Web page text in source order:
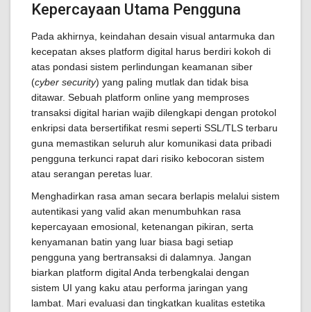
Kepercayaan Utama Pengguna
Pada akhirnya, keindahan desain visual antarmuka dan
kecepatan akses platform digital harus berdiri kokoh di
atas pondasi sistem perlindungan keamanan siber
(cyber security) yang paling mutlak dan tidak bisa
ditawar. Sebuah platform online yang memproses
transaksi digital harian wajib dilengkapi dengan protokol
enkripsi data bersertifikat resmi seperti SSL/TLS terbaru
guna memastikan seluruh alur komunikasi data pribadi
pengguna terkunci rapat dari risiko kebocoran sistem
atau serangan peretas luar.
Menghadirkan rasa aman secara berlapis melalui sistem
autentikasi yang valid akan menumbuhkan rasa
kepercayaan emosional, ketenangan pikiran, serta
kenyamanan batin yang luar biasa bagi setiap
pengguna yang bertransaksi di dalamnya. Jangan
biarkan platform digital Anda terbengkalai dengan
sistem UI yang kaku atau performa jaringan yang
lambat. Mari evaluasi dan tingkatkan kualitas estetika